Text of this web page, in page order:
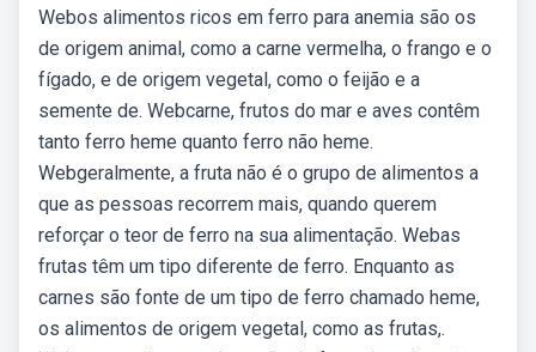
Webos alimentos ricos em ferro para anemia são os
de origem animal, como a carne vermelha, o frango e o
fígado, e de origem vegetal, como o feijão e a
semente de. Webcarne, frutos do mar e aves contêm
tanto ferro heme quanto ferro não heme.
Webgeralmente, a fruta não é o grupo de alimentos a
que as pessoas recorrem mais, quando querem
reforçar o teor de ferro na sua alimentação. Webas
frutas têm um tipo diferente de ferro. Enquanto as
carnes são fonte de um tipo de ferro chamado heme,
os alimentos de origem vegetal, como as frutas,.